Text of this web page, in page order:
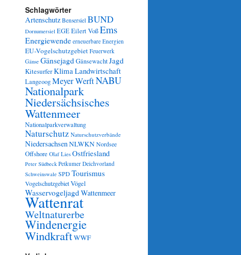
Schlagwörter
Artenschutz Bensersiel BUND
Dornumersiel EGEEilert VoßEms
Energiewende erneuerbare Energien
EU-Vogelschutzgebiet Feuerwerk
Gänse GänsejagdGänsewachtJagd
KitesurferKlimaLandwirtschaft
LangeoogMeyer WerftNABU
Nationalpark
Niedersächsisches
Wattenmeer
Nationalparkverwaltung
Naturschutz Naturschutzverbände
NiedersachsenNLWKNNordsee
Offshore Olaf Lies Ostfriesland
Peter Südbeck Petkumer Deichvorland
Schweinswale SPDTourismus
VogelschutzgebietVögel
WasservogeljagdWattenmeer
Wattenrat
Weltnaturerbe
Windenergie
WindkraftWWF